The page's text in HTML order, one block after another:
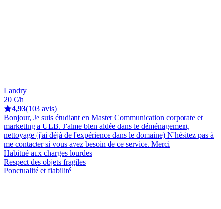
Landry
20 €/h
4,93(103 avis)
Bonjour, Je suis étudiant en Master Communication corporate et
marketing a ULB. J'aime bien aidée dans le déménagement,
nettoyage (j'ai déjà de l'expérience dans le domaine) N'hésitez pas à
me contacter si vous avez besoin de ce service. Merci
Habitué aux charges lourdes
Respect des objets fragiles
Ponctualité et fiabilité